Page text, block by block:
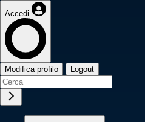
Accedi
Modifica profilo Logout